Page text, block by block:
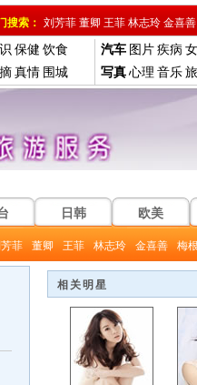
搜索： 刘芳菲 董卿 王菲 林志玲 金喜善
保健 饮食
真情 围城
汽车 图片疾病
写真心理 音乐
日韩 欧美
菲 董卿 王菲 林志玲 金喜善 梅
相关明星